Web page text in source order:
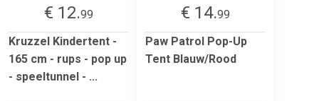
€ 12.99
Kruzzel Kindertent -
165 cm - rups - pop up
- speeltunnel - ...
€ 14.99
Paw Patrol Pop-Up
Tent Blauw/Rood